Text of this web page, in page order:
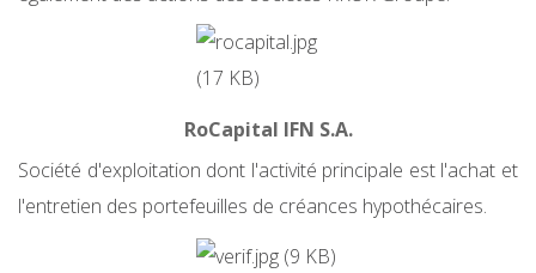
RoCapital IFN S.A.
Société d'exploitation dont l'activité principale est l'achat et
l'entretien des portefeuilles de créances hypothécaires.